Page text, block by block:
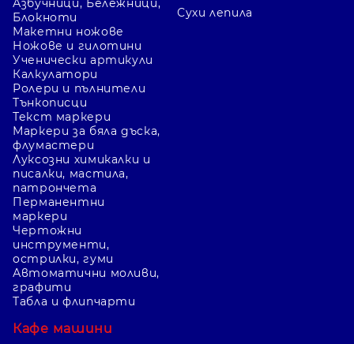
Азбучници, Бележници,
Блокноти
Сухи лепила
Макетни ножове
Ножове и гилотини
Ученически артикули
Калкулатори
Ролери и пълнители
Тънкописци
Текст маркери
Маркери за бяла дъска,
флумастери
Луксозни химикалки и
писалки, мастила,
патрончета
Перманентни
маркери
Чертожни
инструменти,
острилки, гуми
Автоматични моливи,
графити
Табла и флипчарти
Кафе машини